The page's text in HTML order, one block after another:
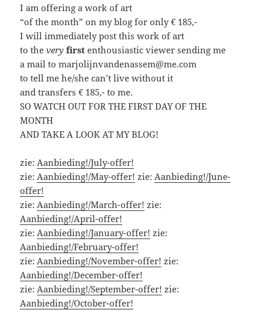
I am offering a work of art
“of the month” on my blog for only € 185,-
I will immediately post this work of art
to theveryfirst enthousiastic viewer sending me
a mail to marjolijnvandenassem@me.com
to tell me he/she can’t live without it
and transfers € 185,- to me.
SO WATCH OUT FOR THE FIRST DAY OF THE
MONTH
AND TAKE A LOOK AT MY BLOG!
zie: Aanbieding!/July-offer!
zie: Aanbieding!/May-offer! zie: Aanbieding!/June-
offer!
zie: Aanbieding!/March-offer! zie:
Aanbieding!/April-offer!
zie: Aanbieding!/January-offer! zie:
Aanbieding!/February-offer!
zie: Aanbieding!/November-offer! zie:
Aanbieding!/December-offer!
zie: Aanbieding!/September-offer! zie:
Aanbieding!/October-offer!